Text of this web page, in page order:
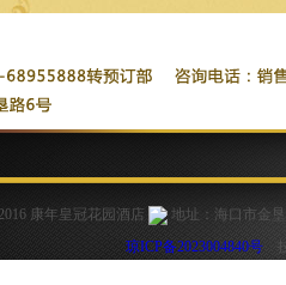
康年皇冠花园酒店
地址：海口市金
琼ICP备2023004840号技